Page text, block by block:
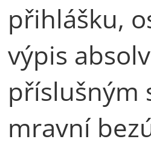
přihlášku,
výpis
příslušným
mravní